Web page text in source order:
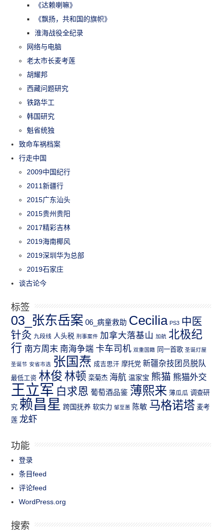
《达赖喇嘛》
《飘扬，共和国的旗帜》
淮海战役全纪录
网络与电脑
老太市长麦考莲
胡耀邦
西藏问题研究
铁路华工
韩国研究
魁省统独
致命车祸档案
行走中国
2009中国纪行
2011新疆行
2015广东汕头
2015贵州贵阳
2017精彩吉林
2019海南椰风
2019深圳华为总部
2019石家庄
谈古论今
标签
03_张东岳案 06_病童救助 Cecilia PS3 中医
针灸 九段线 人头税 刑事案件 加拿大落基山 加航 北极纪
行 南方周末 南海争端 卡车司机 双重国籍 同一首歌 圣诞灯屋
圣诞节 安省市选 张国焘 成吉思汗 摩托党 新疆杂技团员脱队
最低工资 林俊 林顿 栾菊杰 海航 温家宝 熊猫 熊猫外交
王立军 白求恩 葡萄酒品鉴 薄熙来 薄瓜瓜 调查研
究 赖昌星 跨国抚养 软实力 邹至蕙 陈敏 马格诺塔 麦考
莲 龙虾
功能
登录
条目feed
评论feed
WordPress.org
搜索